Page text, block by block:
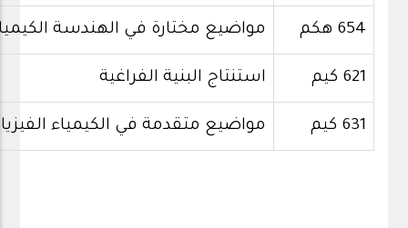
654 هكم مواضيع مختارة في الهندسة
621 كيم استنتاج البنية الفراغية
631 كيم مواضيع متقدمة في الكيمياء